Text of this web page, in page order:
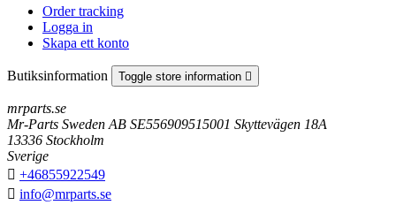
Order tracking
Logga in
Skapa ett konto
Butiksinformation Toggle store information 
mrparts.se
Mr-Parts Sweden AB SE556909515001 Skyttevägen 18A
13336 Stockholm
Sverige
 +46855922549
 info@mrparts.se